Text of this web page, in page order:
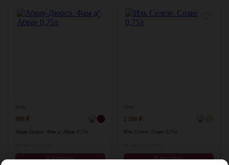
♡
990 ₽
Абрау-Дюрсо. Фам д’ Абрау 0,75л
В корзину
2 500 ₽
Иль Селезе. Соаве 0,75л
В корзину